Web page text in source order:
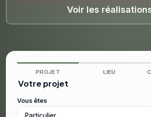
Voir les
PROJET LIEU
Votre projet
Vous êtes